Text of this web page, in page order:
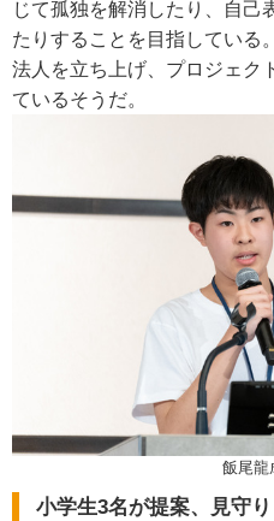
じて孤独を解消したり、自己
たりすることを目指している
法人を立ち上げ、プロジェク
ているそうだ。
飯尾龍
小学生3名が提案、見守